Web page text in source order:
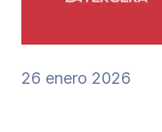
26 enero 2026